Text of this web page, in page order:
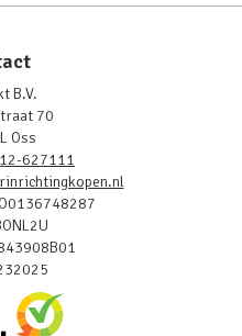
B.V.
70
Oss
627111